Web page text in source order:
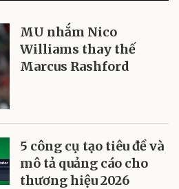
MU nhắm Nico
Williams thay thế
Marcus Rashford
5 công cụ tạo tiêu đề và
mô tả quảng cáo cho
thương hiệu 2026